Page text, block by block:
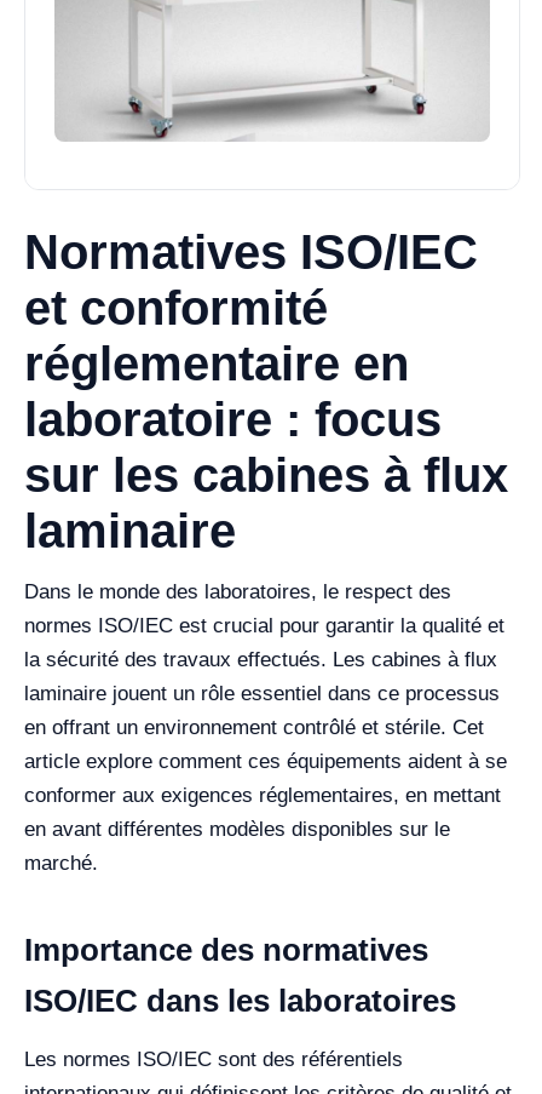
Normatives ISO/IEC
et conformité
réglementaire en
laboratoire : focus
sur les cabines à flux
laminaire
Dans le monde des laboratoires, le respect des
normes ISO/IEC est crucial pour garantir la qualité et
la sécurité des travaux effectués. Les cabines à flux
laminaire jouent un rôle essentiel dans ce processus
en offrant un environnement contrôlé et stérile. Cet
article explore comment ces équipements aident à se
conformer aux exigences réglementaires, en mettant
en avant différentes modèles disponibles sur le
marché.
Importance des normatives
ISO/IEC dans les laboratoires
Les normes ISO/IEC sont des référentiels